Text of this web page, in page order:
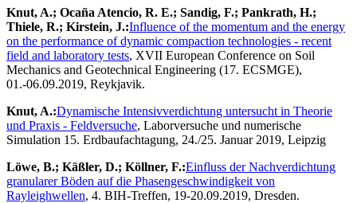
Knut, A.; Ocaña Atencio, R. E.; Sandig, F.; Pankrath, H.;
Thiele, R.; Kirstein, J.:Influence of the momentum and the energy
on the performance of dynamic compaction technologies - recent
field and laboratory tests, XVII European Conference on Soil
Mechanics and Geotechnical Engineering (17. ECSMGE),
01.-06.09.2019, Reykjavik.
Knut, A.:Dynamische Intensivverdichtung untersucht in Theorie
und Praxis - Feldversuche, Laborversuche und numerische
Simulation 15. Erdbaufachtagung, 24./25. Januar 2019, Leipzig
Löwe, B.; Käßler, D.; Köllner, F.:Einfluss der Nachverdichtung
granularer Böden auf die Phasengeschwindigkeit von
Rayleighwellen, 4. BIH-Treffen, 19-20.09.2019, Dresden.